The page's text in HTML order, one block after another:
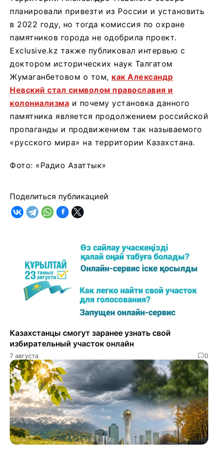
планировали привезти из России и установить
в 2022 году, но тогда комиссия по охране
памятников города не одобрила проект.
Exclusive.kz также публиковал интервью с
доктором исторических наук Талгатом
Жумаганбетовом о том, как Александр
Невский стал символом православия и
колониализма и почему установка данного
памятника является продолжением российской
пропаганды и продвижением так называемого
«русского мира» на территории Казахстана.
Фото: «Радио Азаттык»
Поделиться публикацией
Казахстанцы смогут заранее узнать свой
избирательный участок онлайн
7 августа 0